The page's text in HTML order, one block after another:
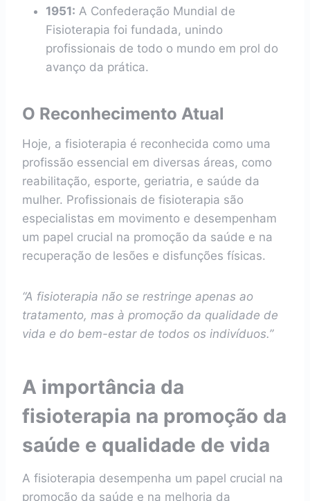
1951: A Confederação Mundial de
Fisioterapia foi fundada, unindo
profissionais de todo o mundo em prol do
avanço da prática.
O Reconhecimento Atual
Hoje, a fisioterapia é reconhecida como uma
profissão essencial em diversas áreas, como
reabilitação, esporte, geriatria, e saúde da
mulher. Profissionais de fisioterapia são
especialistas em movimento e desempenham
um papel crucial na promoção da saúde e na
recuperação de lesões e disfunções físicas.
“A fisioterapia não se restringe apenas ao
tratamento, mas à promoção da qualidade de
vida e do bem-estar de todos os indivíduos.”
A importância da
fisioterapia na promoção da
saúde e qualidade de vida
A fisioterapia desempenha um papel crucial na
promoção da saúde e na melhoria da